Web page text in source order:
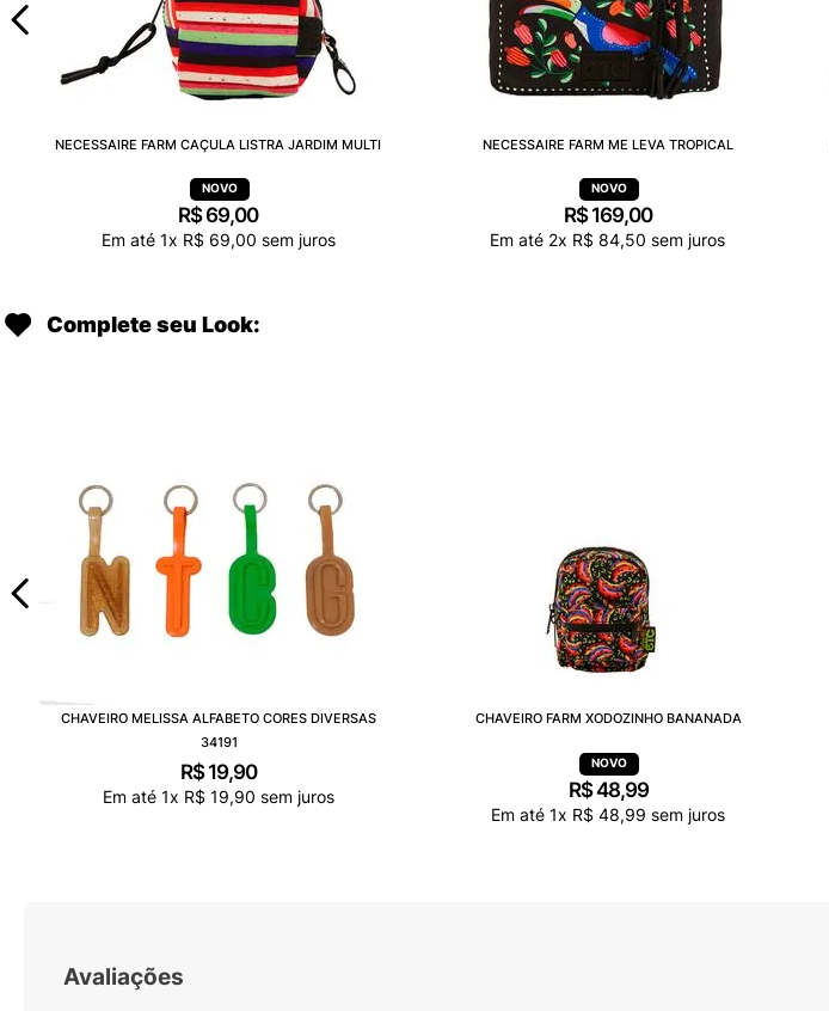
NECESSAIRE FARM CAÇULA LISTRA JARDIM MULTI
R$69,00
Em até 1x R$ 69,00 sem juros
NECESSAIRE FARM ME LEVA TROPICAL
R$ 169,00
Em até 2x R$ 84,50 sem juros
Complete seu Look:
CHAVEIRO MELISSA ALFABETO CORES DIVERSAS
34191
R$ 19,90
Em até 1x R$ 19,90 sem juros
CHAVEIRO FARM XODOZINHO BANANADA
R$48,99
Em até 1x R$ 48,99 sem juros
Avaliações